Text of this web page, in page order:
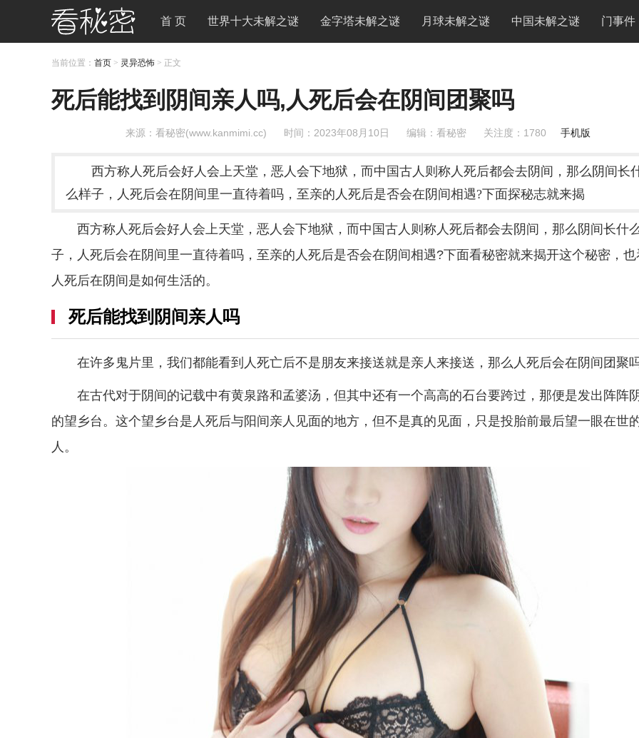
首 页 世界十大未解之谜 金字塔未解之谜 月球未解之谜 中国未解之谜 门事件
当前位置： 首页 > 灵异恐怖 > 正文
死后能找到阴间亲人吗,人死后会在阴间团聚吗
来源：看秘密(www.kanmimi.cc) 时间：2023年08月10日 编辑：看秘密 关注度： 1780 手机版
西方称人死后会好人会上天堂，恶人会下地狱，而中国古人则称人死后都会去阴间，那么阴间长
么样子，人死后会在阴间里一直待着吗，至亲的人死后是否会在阴间相遇?下面探秘志就来揭
西方称人死后会好人会上天堂，恶人会下地狱，而中国古人则称人死后都会去阴间，那么阴间长什
子，人死后会在阴间里一直待着吗，至亲的人死后是否会在阴间相遇?下面看秘密就来揭开这个秘密，也
人死后在阴间是如何生活的。
死后能找到阴间亲人吗
在许多鬼片里，我们都能看到人死亡后不是朋友来接送就是亲人来接送，那么人死后会在阴间团聚
在古代对于阴间的记载中有黄泉路和孟婆汤，但其中还有一个高高的石台要跨过，那便是发出阵阵
的望乡台。这个望乡台是人死后与阳间亲人见面的地方，但不是真的见面，只是投胎前最后望一眼在世
人。